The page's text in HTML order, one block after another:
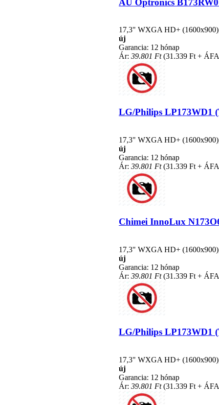
17,3" WXGA HD+
új
Garancia: 12 hónap
Ár: 39.801 Ft(31.339 Ft +
LG/Philips LP173WD1
17,3" WXGA HD+
új
Garancia: 12 hónap
Ár: 39.801 Ft(31.339 Ft +
Chimei InnoLux
17,3" WXGA HD+
új
Garancia: 12 hónap
Ár: 39.801 Ft(31.339 Ft +
LG/Philips LP173WD1
17,3" WXGA HD+
új
Garancia: 12 hónap
Ár: 39.801 Ft(31.339 Ft +